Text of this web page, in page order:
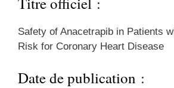
Safety of Anacetrapib in Patients
Risk for Coronary Heart Disease
Date de publication :